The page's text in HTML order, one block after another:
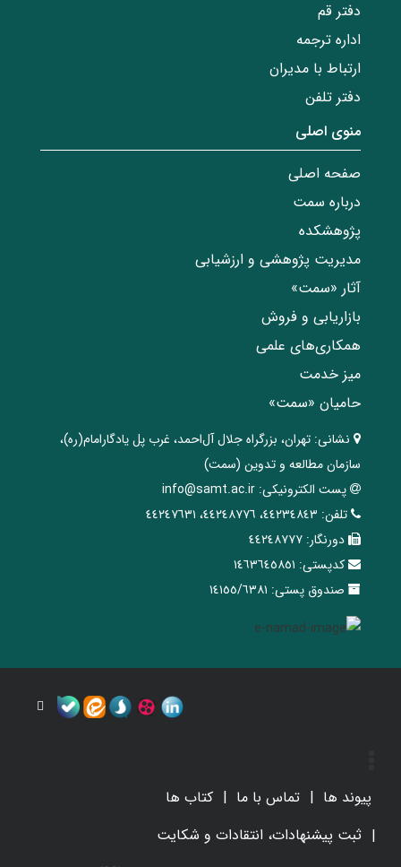
دفتر قم
اداره ترجمه
ارتباط با مدیران
دفتر تلفن
منوی اصلی
صفحه اصلی
درباره سمت
پژوهشکده
مدیریت پژوهشی و ارزشیابی
آثار «سمت»
بازاریابی و فروش
همکاری‌های علمی
میز خدمت
حامیان «سمت»
نشانی: تهران، ‌بزرگراه ‌جلال آل‌احمد، غرب پل يادگار‌امام(ره)‌،
سازمان مطالعه و تدوین‌ (سمت)
پست الکترونیکی: info@samt.ac.ir
تلفن: ٤٤٢٣٤٨٤٣، ٤٤٢٤٨٧٧٦، ٤٤٢٤٧٦٣١
دورنگار: ٤٤٢٤٨٧٧٧
کدپستی: ١٤٦٣٦٤٥٨٥١
صندوق پستی: ١٤١٥٥/٦٣٨١
پیوند ها تماس با ما
کتاب ها
ثبت پیشنهادات، انتقادات و شکایت